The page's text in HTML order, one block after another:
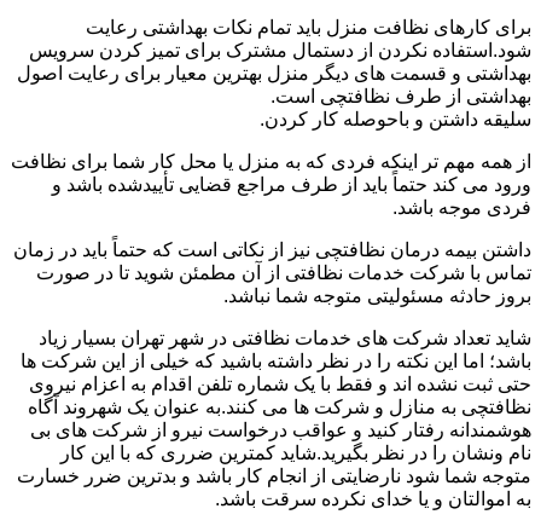
برای کارهای نظافت منزل باید تمام نکات بهداشتی رعایت
شود.استفاده نکردن از دستمال مشترک برای تمیز کردن سرویس
بهداشتی و قسمت های دیگر منزل بهترین معیار برای رعایت اصول
بهداشتی از طرف نظافتچی است.
سلیقه داشتن و باحوصله کار کردن.
از همه مهم تر اینکه فردی که به منزل یا محل کار شما برای نظافت
ورود می کند حتماً باید از طرف مراجع قضایی تأییدشده باشد و
فردی موجه باشد.
داشتن بیمه درمان نظافتچی نیز از نکاتی است که حتماً باید در زمان
تماس با شرکت خدمات نظافتی از آن مطمئن شوید تا در صورت
بروز حادثه مسئولیتی متوجه شما نباشد.
شاید تعداد شرکت های خدمات نظافتی در شهر تهران بسیار زیاد
باشد؛ اما این نکته را در نظر داشته باشید که خیلی از این شرکت ها
حتی ثبت نشده اند و فقط با یک شماره تلفن اقدام به اعزام نیروی
نظافتچی به منازل و شرکت ها می کنند.به عنوان یک شهروند آگاه
هوشمندانه رفتار کنید و عواقب درخواست نیرو از شرکت های بی
نام ونشان را در نظر بگیرید.شاید کمترین ضرری که با این کار
متوجه شما شود نارضایتی از انجام کار باشد و بدترین ضرر خسارت
به اموالتان و یا خدای نکرده سرقت باشد.